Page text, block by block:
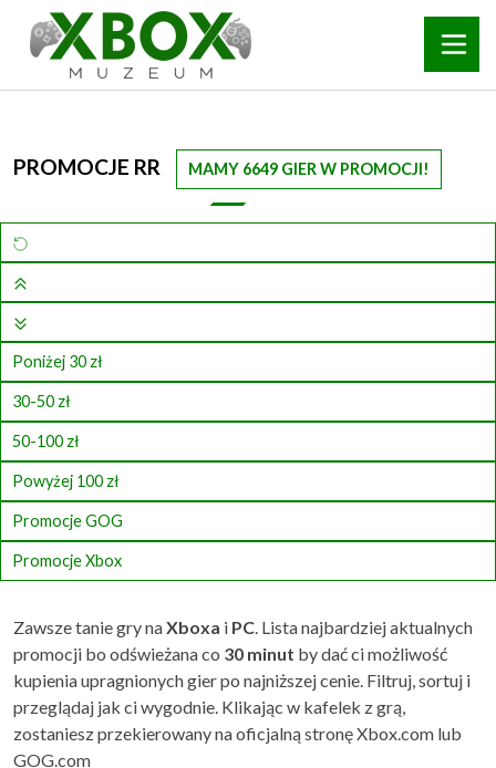
PROMOCJE RR MAMY 6649 GIER W PROMOCJI!
Poniżej 30 zł
30-50 zł
50-100 zł
Powyżej 100 zł
Promocje GOG
Promocje Xbox
Zawsze tanie gry naXboxa i PC . Lista najbardziej aktualnych
promocji bo odświeżana co 30 minut by dać ci możliwość
kupienia upragnionych gier po najniższej cenie. Filtruj, sortuj i
przeglądaj jak ci wygodnie. Klikając w kafelek z grą,
zostaniesz przekierowany na oficjalną stronę Xbox.com lub
GOG.com